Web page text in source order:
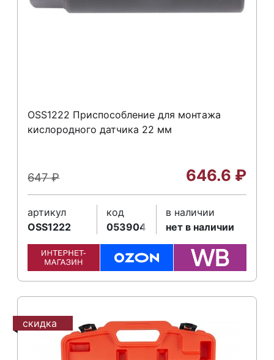
OSS1222 Приспособление для монтажа
кислородного датчика 22 мм
647₽ 646.6 ₽
артикул
OSS1222
код
053904
в наличии
нет в наличии
скидка